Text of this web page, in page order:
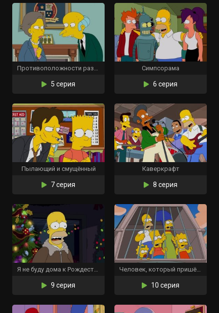
Противоположности разрываются
5 серия
Симпсорама
6 серия
Пылающий и смущённый
7 серия
Каверкрафт
8 серия
Я не буду дома к Рождеству
9 серия
Человек, который пришёл стать ужином
10 серия